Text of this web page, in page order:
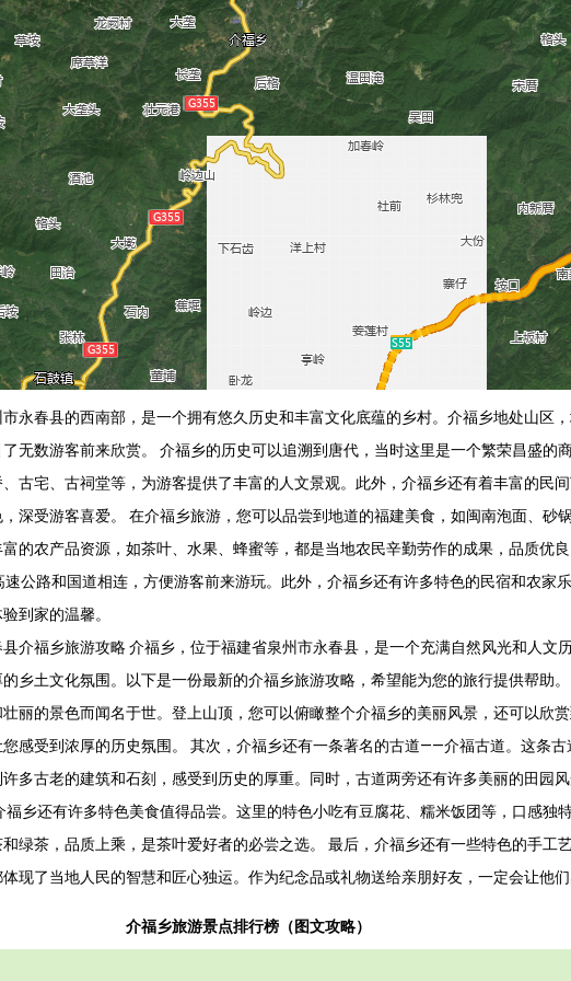
永春县的西南部，是一个拥有悠久历史和丰富文化底蕴的乡村。介福乡地处山区
无数游客前来欣赏。 介福乡的历史可以追溯到唐代，当时这里是一个繁荣昌盛的
古宅、古祠堂等，为游客提供了丰富的人文景观。此外，介福乡还有着丰富的民
深受游客喜爱。 在介福乡旅游，您可以品尝到地道的福建美食，如闽南泡面、砂
的农产品资源，如茶叶、水果、蜂蜜等，都是当地农民辛勤劳作的成果，品质优
公路和国道相连，方便游客前来游玩。此外，介福乡还有许多特色的民宿和农家
到家的温馨。
介福乡旅游攻略 介福乡，位于福建省泉州市永春县，是一个充满自然风光和人文
乡土文化氛围。以下是一份最新的介福乡旅游攻略，希望能为您的旅行提供帮助
丽的景色而闻名于世。登上山顶，您可以俯瞰整个介福乡的美丽风景，还可以欣
感受到浓厚的历史氛围。 其次，介福乡还有一条著名的古道——介福古道。这条
多古老的建筑和石刻，感受到历史的厚重。同时，古道两旁还有许多美丽的田园
乡还有许多特色美食值得品尝。这里的特色小吃有豆腐花、糯米饭团等，口感独
绿茶，品质上乘，是茶叶爱好者的必尝之选。 最后，介福乡还有一些特色的手工
现了当地人民的智慧和匠心独运。作为纪念品或礼物送给亲朋好友，一定会让他们
介福乡旅游景点排行榜（图文攻略）